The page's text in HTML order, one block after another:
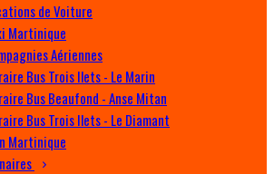
de Voiture
Martinique
Aériennes
Bus Trois Ilets - Le Marin
Bus Beaufond - Anse Mitan
Bus Trois Ilets - Le Diamant
Martinique